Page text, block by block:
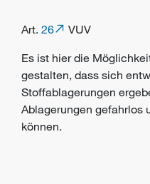
Art. 26
VUV
Es ist hier die
gestalten, dass sich
Stoffablagerungen
Ablagerungen gefahrlos
können.